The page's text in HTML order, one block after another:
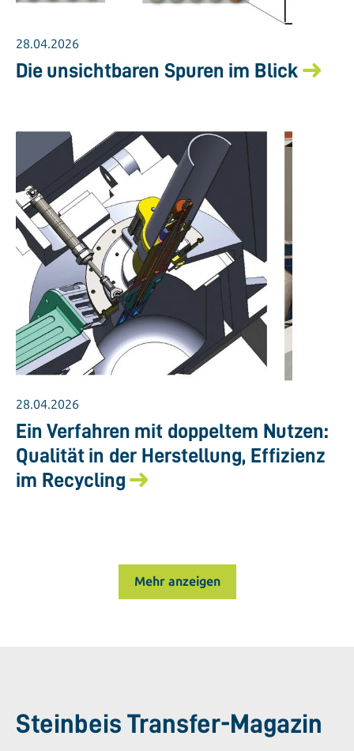
28.04.2026
Die unsichtbaren Spuren im Blick
28.04.2026
Ein Verfahren mit doppeltem Nutzen:
Qualität in der Herstellung, Effizienz
im Recycling
Mehr anzeigen
Steinbeis Transfer-Magazin